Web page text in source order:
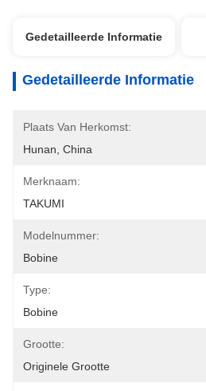
Gedetailleerde Informatie
Gedetailleerde Informatie
Plaats Van Herkomst:
Hunan, China
Merknaam:
TAKUMI
Modelnummer:
Bobine
Type:
Bobine
Grootte:
Originele Grootte